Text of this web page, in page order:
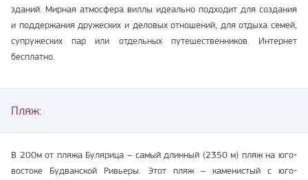
зданий. Мирная атмосфера виллы идеально подходит для создания
и поддержания дружеских и деловых отношений, для отдыха семей,
супружеских пар или отдельных путешественников. Интернет
бесплатно.
Пляж:
В 200м от пляжа Булярица – cамый длинный (2350 м) пляж на юго-
востоке Будванской Ривьеры. Этот пляж – каменистый с юго-